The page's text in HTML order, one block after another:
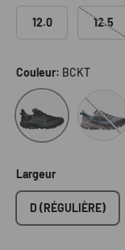
12.0 12.5
Couleur: BCKT
BCKT SSTT
Largeur
D (RÉGULIÈRE)